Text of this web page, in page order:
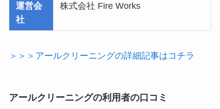
運営会
社
株式会社 Fire Works
＞＞＞アールクリーニングの詳細記事はコチラ
アールクリーニングの利用者の口コミ